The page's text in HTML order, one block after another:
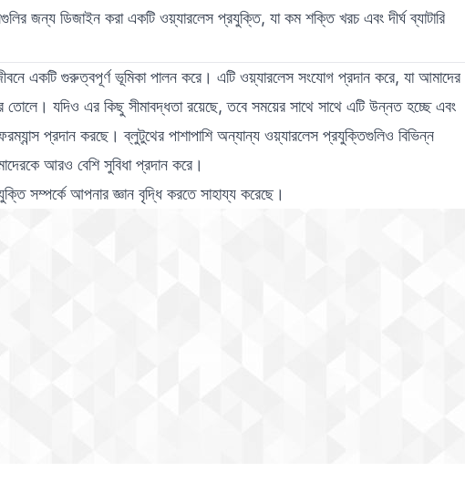
জন্য ডিজাইন করা একটি ওয়্যারলেস প্রযুক্তি, যা কম শক্তি খরচ এবং দীর্ঘ ব্যাটারি
একটি গুরুত্বপূর্ণ ভূমিকা পালন করে। এটি ওয়্যারলেস সংযোগ প্রদান করে, যা আমাদের
যদিও এর কিছু সীমাবদ্ধতা রয়েছে, তবে সময়ের সাথে সাথে এটি উন্নত হচ্ছে এবং
প্রদান করছে। ব্লুটুথের পাশাপাশি অন্যান্য ওয়্যারলেস প্রযুক্তিগুলিও বিভিন্ন
আরও বেশি সুবিধা প্রদান করে।
সম্পর্কে আপনার জ্ঞান বৃদ্ধি করতে সাহায্য করেছে।